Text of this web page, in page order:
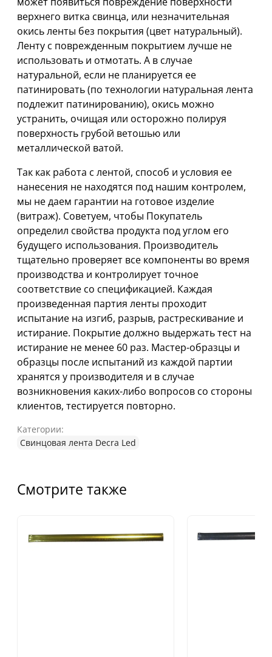
верхнего витка свинца, или незначительная
окись ленты без покрытия (цвет натуральный).
Ленту с поврежденным покрытием лучше не
использовать и отмотать. А в случае
натуральной, если не планируется ее
патинировать (по технологии натуральная лента
подлежит патинированию), окись можно
устранить, очищая или осторожно полируя
поверхность грубой ветошью или
металлической ватой.
Так как работа с лентой, способ и условия ее
нанесения не находятся под нашим контролем,
мы не даем гарантии на готовое изделие
(витраж). Советуем, чтобы Покупатель
определил свойства продукта под углом его
будущего использования. Производитель
тщательно проверяет все компоненты во время
производства и контролирует точное
соответствие со спецификацией. Каждая
произведенная партия ленты проходит
испытание на изгиб, разрыв, растрескивание и
истирание. Покрытие должно выдержать тест на
истирание не менее 60 раз. Мастер-образцы и
образцы после испытаний из каждой партии
хранятся у производителя и в случае
возникновения каких-либо вопросов со стороны
клиентов, тестируется повторно.
Категории:
Свинцовая лента Decra Led
Смотрите также